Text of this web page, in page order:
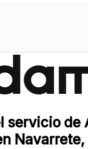
servicio de
Navarrete,